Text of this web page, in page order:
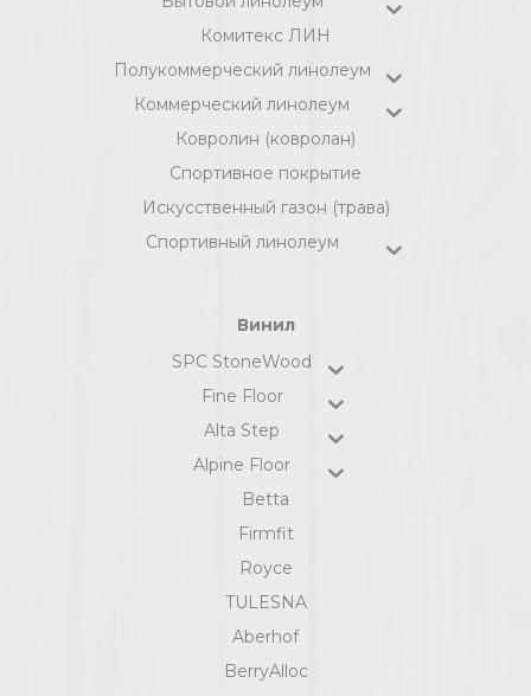
Комитекс ЛИН
Полукоммерческий линолеум
Коммерческий линолеум
Ковролин (ковролан)
Спортивное покрытие
Искусственный газон (трава)
Спортивный линолеум
Винил
SPC StoneWood
Fine Floor
Alta Step
Alpine Floor
Betta
Firmfit
Royce
TULESNA
Aberhof
BerryAlloc